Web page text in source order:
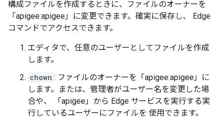
構成ファイルを作成するときに、ファイルのオーナーを
「apigee:apigee」に変更できます。確実に保存し、 Edge
コマンドでアクセスできます。
エディタで、任意のユーザーとしてファイルを作成
します。
chown : ファイルのオーナーを「apigee:apigee」に
します。または、管理者がユーザー名を変更した場
合や、 「apigee」から Edge サービスを実行する実
行しているユーザーにファイルを 使用できます。